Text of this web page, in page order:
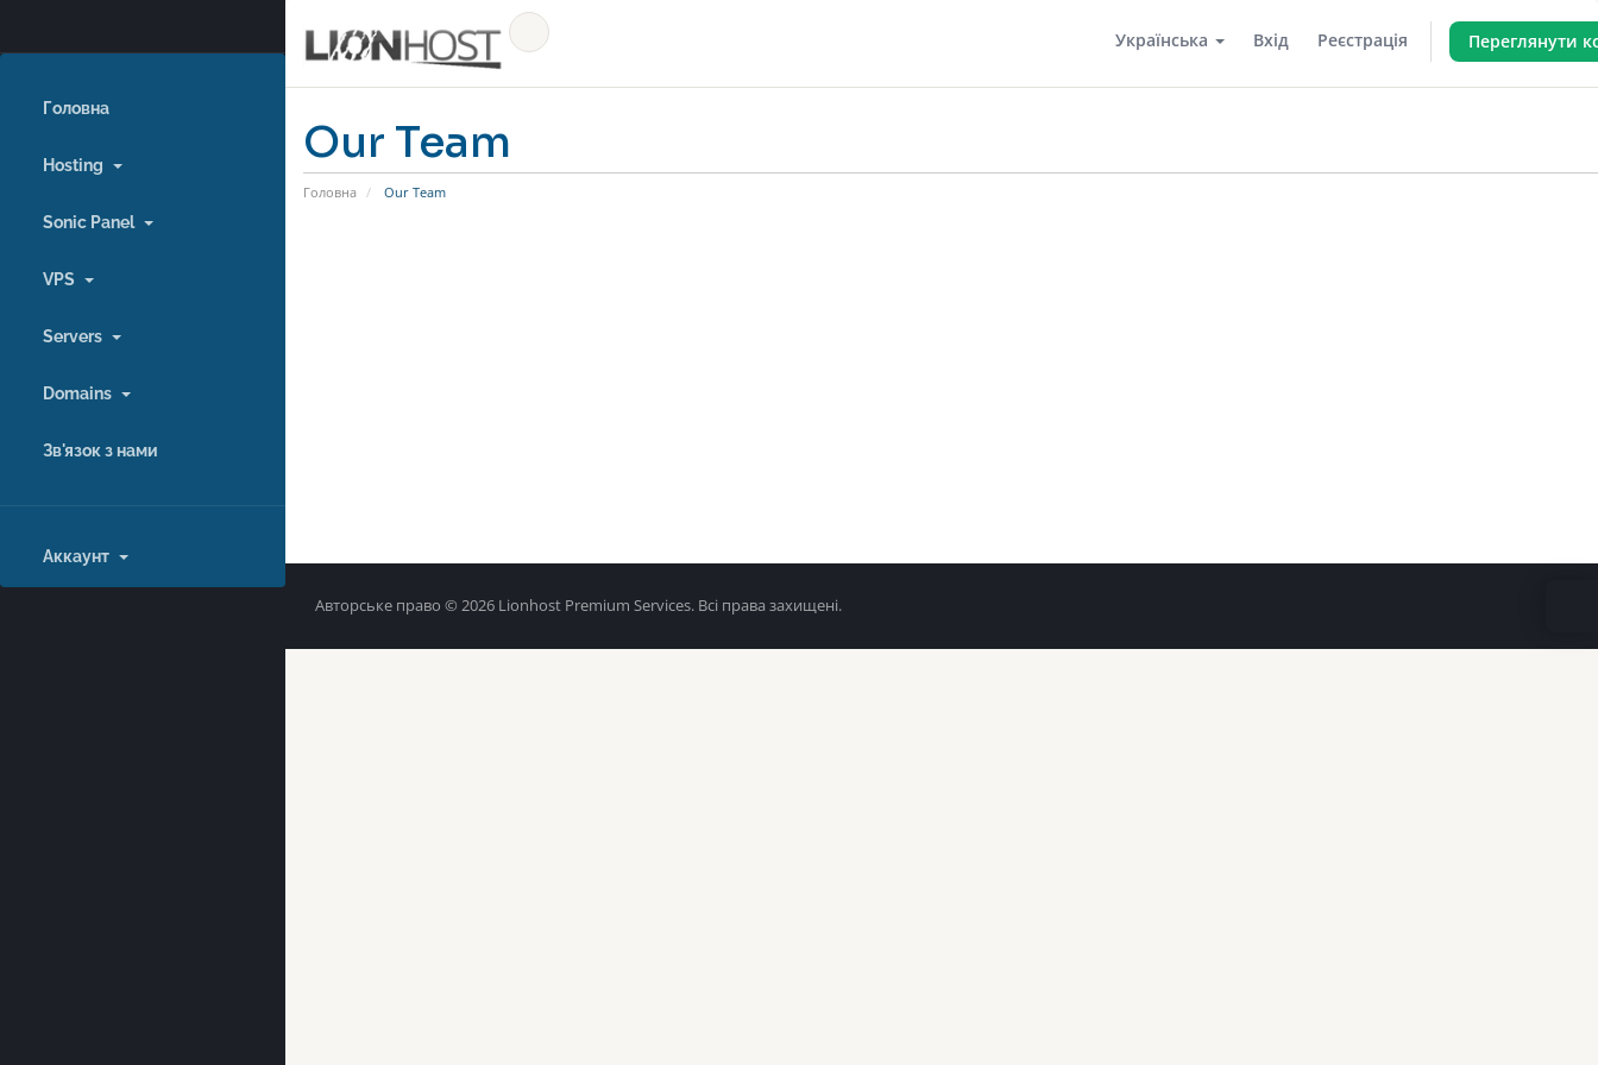
Українська Вхід Реєстрація Переглянути
Головна
Hosting
Sonic Panel
VPS
Servers
Domains
Зв'язок з нами
Аккаунт
Our Team
Головна Our Team
Авторське право © 2026 Lionhost Premium Services. Всі права захищені.